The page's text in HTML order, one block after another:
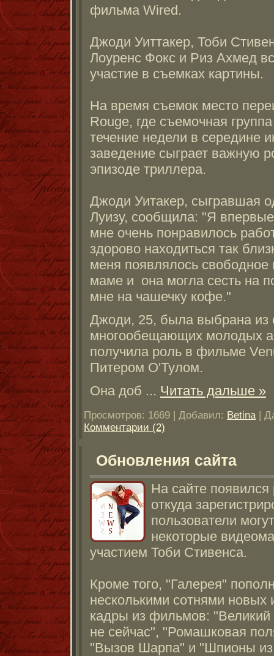
фильма Wired.
Джоди Уиттакер, Тоби
Лоуренс Фокс и Риз Ахмед
участие в съемках картины.
На время съемок место
Rouge, где съемочная
течение недели в середине
заведение сыграет важную
эпизоде триллера.
Джоди Уитакер, сыгравшая
Луизу, сообщила: "Я
мне очень понравилось
здорово находиться так
меня появлялось свободное
маме и она могла сесть на
мне на чашечку кофе."
Джоди, 25, была выбрана из
многообещающих молодых
получила роль в фильме
Питером О'Тулом.
Она доб ... Читать дальше »
Просмотров: 1669 | Добавил: Betina |
Комментарии (2)
Обновления сайта
На сайте
откуда
пользователи
некоторые
участием Тоби Стивенса.
Кроме того, "Галерея"
несколькими сотнями новых
кадры из фильмов: "Великий
не сейчас", "Ромашковая
"Вызов Шарпа" и "Шпионы